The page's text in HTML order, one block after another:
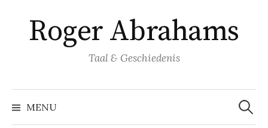
inhoud
springen
Roger Abrahams
Taal & Geschiedenis
MENU
Zoeken
naar: